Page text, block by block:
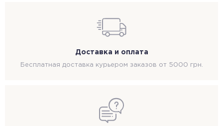
Доставка и оплата
Бесплатная доставка курьером заказов от 5000 грн.